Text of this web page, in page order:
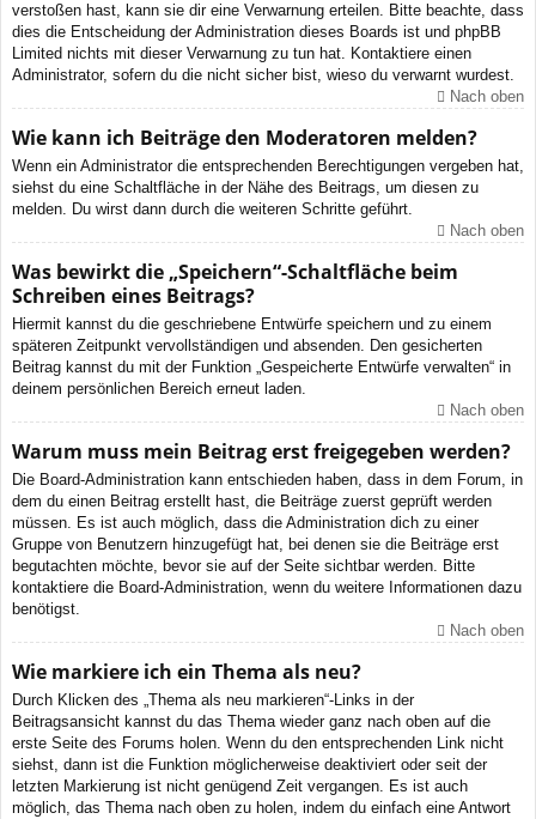
verstoßen hast, kann sie dir eine Verwarnung erteilen. Bitte beachte, dass
dies die Entscheidung der Administration dieses Boards ist und phpBB
Limited nichts mit dieser Verwarnung zu tun hat. Kontaktiere einen
Administrator, sofern du die nicht sicher bist, wieso du verwarnt wurdest.
Nach oben
Wie kann ich Beiträge den Moderatoren melden?
Wenn ein Administrator die entsprechenden Berechtigungen vergeben hat,
siehst du eine Schaltfläche in der Nähe des Beitrags, um diesen zu
melden. Du wirst dann durch die weiteren Schritte geführt.
Nach oben
Was bewirkt die „Speichern“-Schaltfläche beim
Schreiben eines Beitrags?
Hiermit kannst du die geschriebene Entwürfe speichern und zu einem
späteren Zeitpunkt vervollständigen und absenden. Den gesicherten
Beitrag kannst du mit der Funktion „Gespeicherte Entwürfe verwalten“ in
deinem persönlichen Bereich erneut laden.
Nach oben
Warum muss mein Beitrag erst freigegeben werden?
Die Board-Administration kann entschieden haben, dass in dem Forum, in
dem du einen Beitrag erstellt hast, die Beiträge zuerst geprüft werden
müssen. Es ist auch möglich, dass die Administration dich zu einer
Gruppe von Benutzern hinzugefügt hat, bei denen sie die Beiträge erst
begutachten möchte, bevor sie auf der Seite sichtbar werden. Bitte
kontaktiere die Board-Administration, wenn du weitere Informationen dazu
benötigst.
Nach oben
Wie markiere ich ein Thema als neu?
Durch Klicken des „Thema als neu markieren“-Links in der
Beitragsansicht kannst du das Thema wieder ganz nach oben auf die
erste Seite des Forums holen. Wenn du den entsprechenden Link nicht
siehst, dann ist die Funktion möglicherweise deaktiviert oder seit der
letzten Markierung ist nicht genügend Zeit vergangen. Es ist auch
möglich, das Thema nach oben zu holen, indem du einfach eine Antwort